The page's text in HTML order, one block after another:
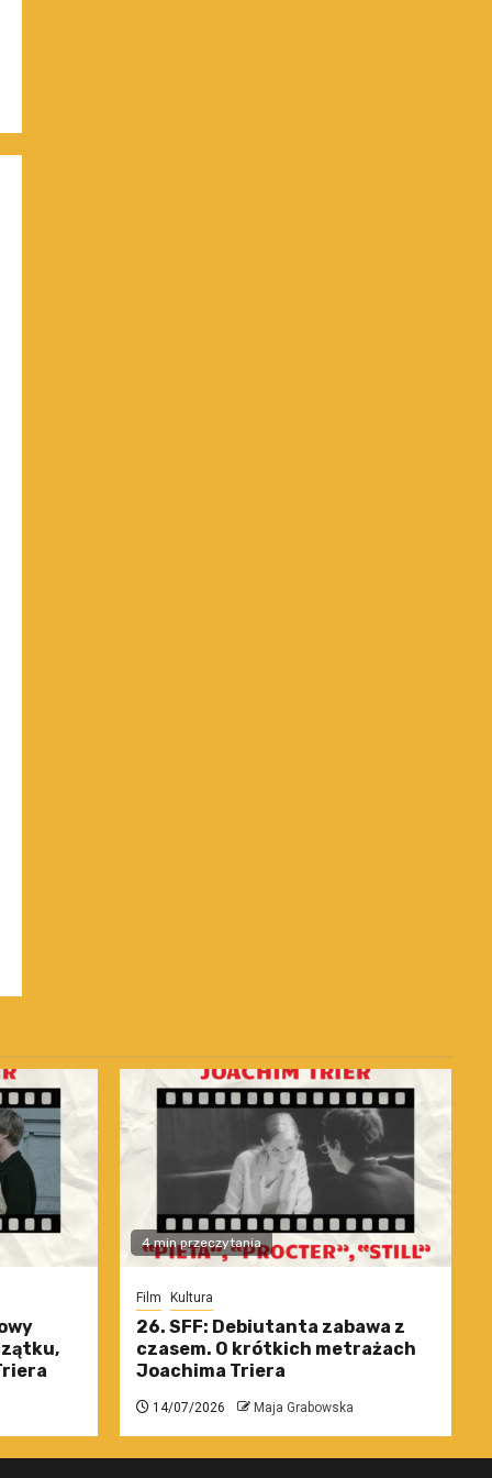
4 min przeczytania
Film Kultura
26. SFF: Debiutanta zabawa z
czasem. O krótkich metrażach
Joachima Triera
14/07/2026 Maja Grabowska